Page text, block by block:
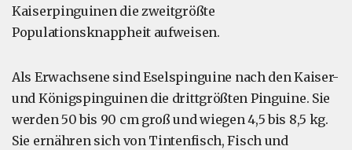
Kaiserpinguinen die zweitgrößte
Populationsknappheit aufweisen.
Als Erwachsene sind Eselspinguine nach den Kaiser-
und Königspinguinen die drittgrößten Pinguine. Sie
werden 50 bis 90 cm groß und wiegen 4,5 bis 8,5 kg.
Sie ernähren sich von Tintenfisch, Fisch und